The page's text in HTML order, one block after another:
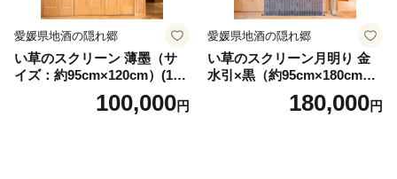
愛媛県地酒の隠れ郷
い草のスクリーン 薄墨（サ
イズ：約95cm×120cm）(14
100,000円
愛媛県地酒の隠れ郷
い草のスクリーン月明り 金
水引×黒（約95cm×180cm）
180,000円